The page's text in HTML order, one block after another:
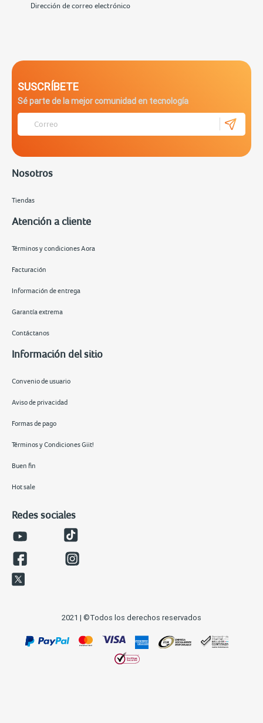
Dirección de correo electrónico
SUSCRÍBETE
Sé parte de la mejor comunidad en tecnología
Nosotros
Tiendas
Atención a cliente
Términos y condiciones Aora
Facturación
Información de entrega
Garantía extrema
Contáctanos
Información del sitio
Convenio de usuario
Aviso de privacidad
Formas de pago
Términos y Condiciones Giit!
Buen fin
Hot sale
Redes sociales
2021 | ©Todos los derechos reservados